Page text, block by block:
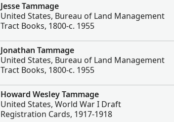
Jesse Tammage
United States, Bureau of Land Management
Tract Books, 1800-c. 1955
Jonathan Tammage
United States, Bureau of Land Management
Tract Books, 1800-c. 1955
Howard Wesley Tammage
United States, World War I Draft
Registration Cards, 1917-1918